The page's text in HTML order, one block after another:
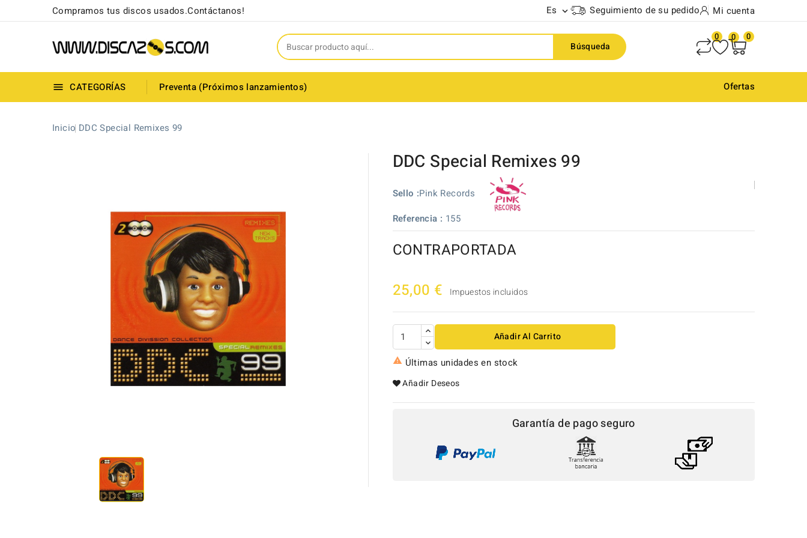
Compramos tus discos usados.Contáctanos! Es  Seguimiento de su pedido Mi cuenta
Búsqueda
0 0 0
 CATEGORÍAS Preventa (Próximos lanzamientos) Ofertas
Inicio DDC Special Remixes 99
DDC Special Remixes 99
Sello :Pink Records
Referencia : 155
CONTRAPORTADA
25,00 €
Impuestos incluidos
Añadir Al Carrito
 Últimas unidades en stock
Añadir Deseos
Garantía de pago seguro